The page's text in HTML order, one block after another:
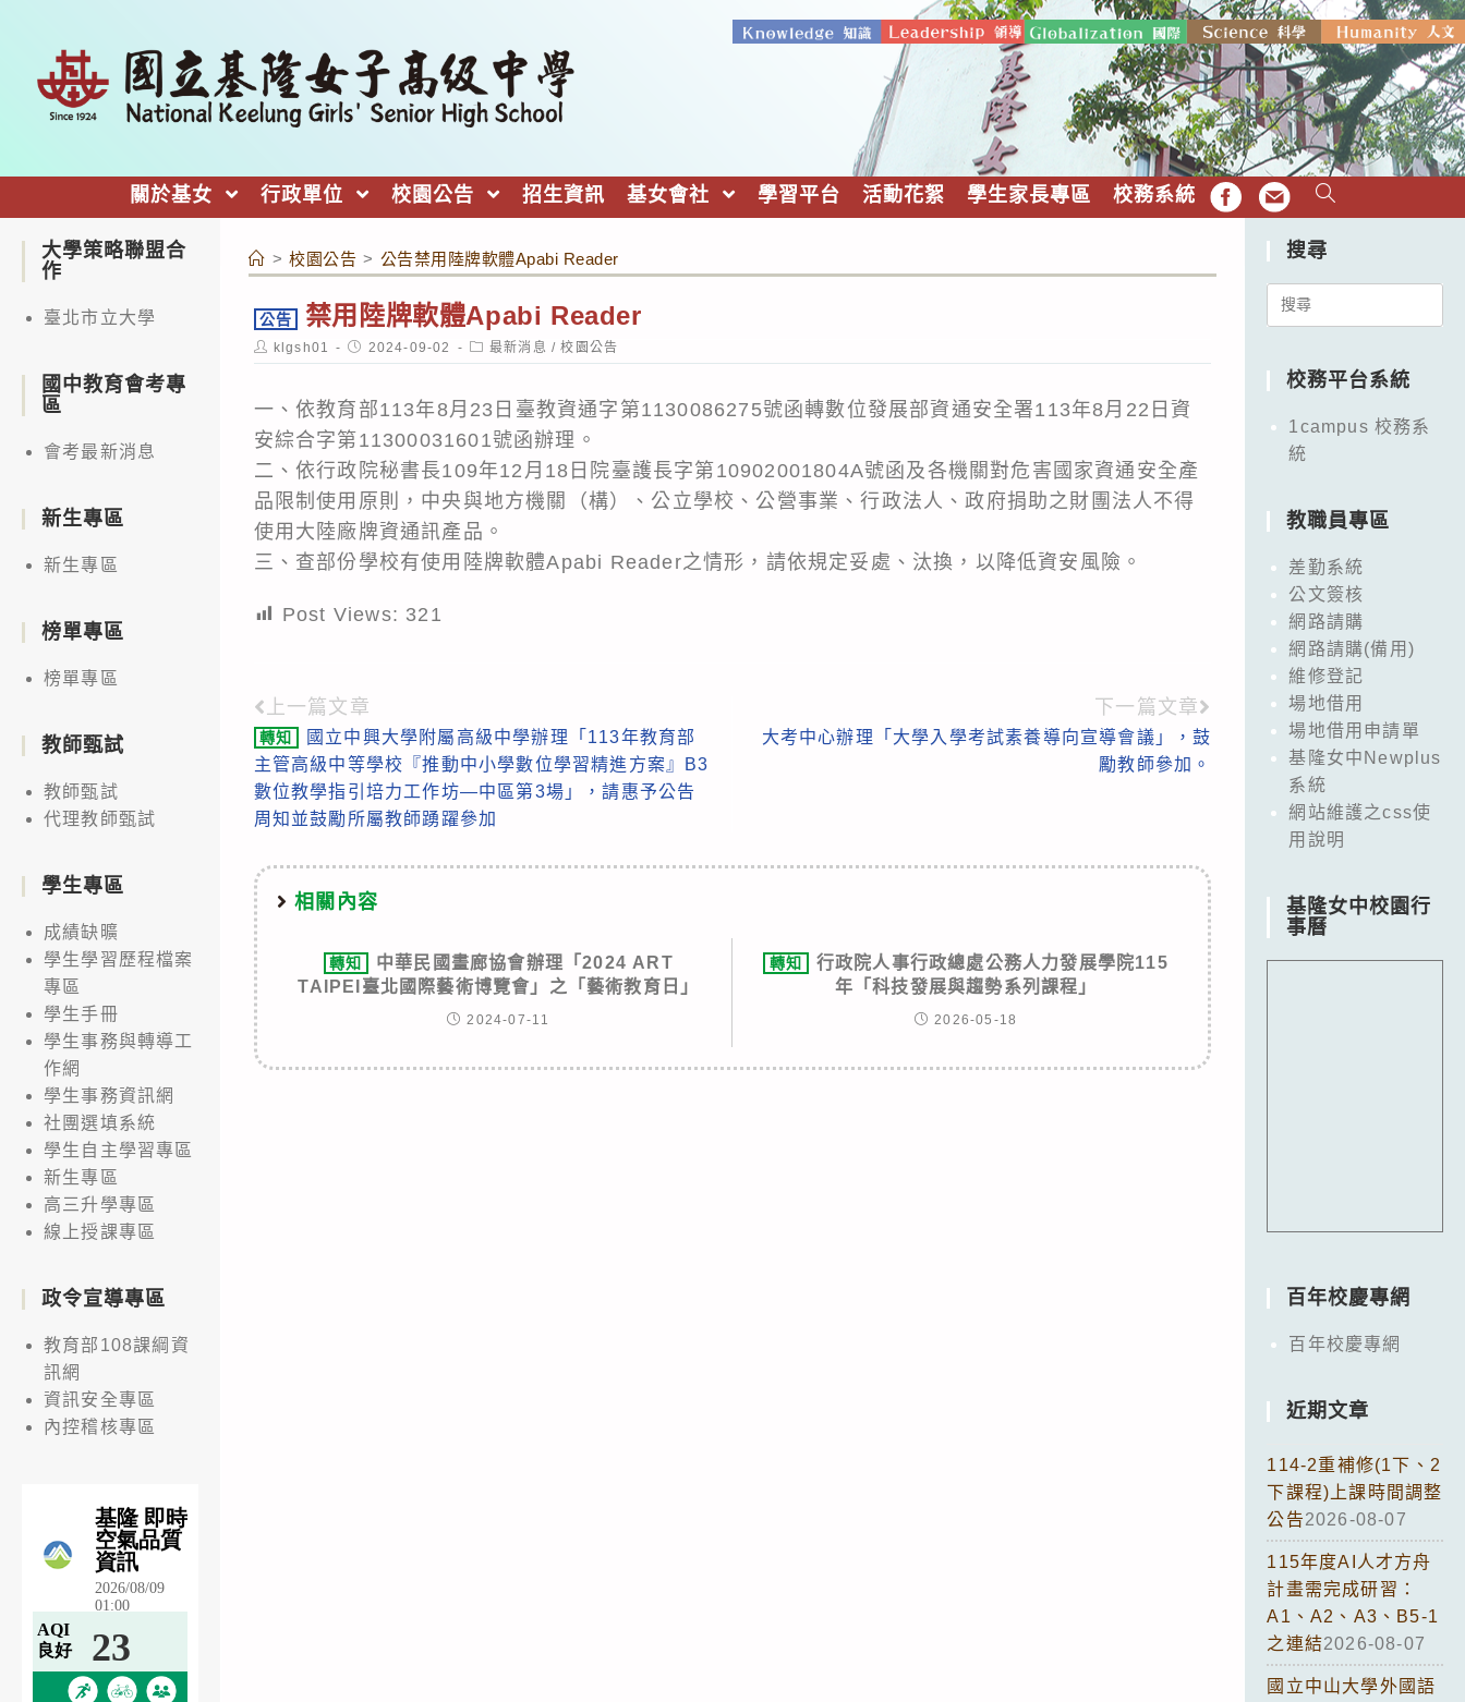
關於基女 行政單位 校園公告 招生資訊 基女會社 學習平台 活動花絮 學生家長專區 校務系統 FB EMAIL
> 校園公告 > 公告禁用陸牌軟體Apabi Reader
公告 禁用陸牌軟體Apabi Reader
Post
author:
klgsh01
Post
published:
2024-09-02
Post
category:
最新消息 / 校園公告
一、依教育部113年8月23日臺教資通字第1130086275號函轉數位發展部資通安全署113年8月22日資
安綜合字第11300031601號函辦理。
二、依行政院秘書長109年12月18日院臺護長字第10902001804A號函及各機關對危害國家資通安全產
品限制使用原則，中央與地方機關（構）、公立學校、公營事業、行政法人、政府捐助之財團法人不得
使用大陸廠牌資通訊產品。
三、查部份學校有使用陸牌軟體Apabi Reader之情形，請依規定妥處、汰換，以降低資安風險。
Post Views: 321
Read
more
articles
上一篇文章
轉知
國立中興大學附屬高級中學辦理「113年教育部
主管高級中等學校『推動中小學數位學習精進方案』B3
數位教學指引培力工作坊—中區第3場」，請惠予公告
周知並鼓勵所屬教師踴躍參加
下一篇文章
大考中心辦理「大學入學考試素養導向宣導會議」，鼓
勵教師參加。
相關內容
轉知
中華民國畫廊協會辦理「2024 ART
TAIPEI臺北國際藝術博覽會」之「藝術教育日」
2024-07-11
轉知
行政院人事行政總處公務人力發展學院115
年「科技發展與趨勢系列課程」
2026-05-18
大學策略聯盟合
作
臺北市立大學
國中教育會考專
區
會考最新消息
新生專區
新生專區
榜單專區
榜單專區
教師甄試
教師甄試
代理教師甄試
學生專區
成績缺曠
學生學習歷程檔案
專區
學生手冊
學生事務與轉導工
作網
學生事務資訊網
社團選填系統
學生自主學習專區
新生專區
高三升學專區
線上授課專區
政令宣導專區
教育部108課綱資
訊網
資訊安全專區
內控稽核專區
搜尋
Search
校務平台系統
1campus 校務系
統
教職員專區
差勤系統
公文簽核
網路請購
網路請購(備用)
維修登記
場地借用
場地借用申請單
基隆女中Newplus
系統
網站維護之css使
用說明
基隆女中校園行
事曆
百年校慶專網
百年校慶專網
近期文章
114-2重補修(1下、2
下課程)上課時間調整
公告2026-08-07
115年度AI人才方舟
計畫需完成研習：
A1、A2、A3、B5-1
之連結2026-08-07
國立中山大學外國語